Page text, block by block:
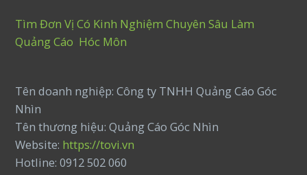
Tìm Đơn Vị Có Kinh Nghiệm Chuyên Sâu Làm
Quảng Cáo Hóc Môn
Tên doanh nghiệp: Công ty TNHH Quảng Cáo Góc
Nhìn
Tên thương hiệu: Quảng Cáo Góc Nhìn
Website: https://tovi.vn
Hotline: 0912 502 060